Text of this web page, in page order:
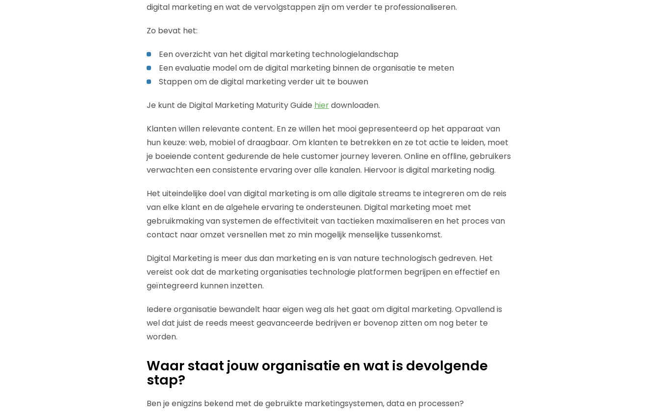
digital marketing en wat de vervolgstappen zijn om verder te professionaliseren.
Zo bevat het:
Een overzicht van het digital marketing technologielandschap
Een evaluatie model om de digital marketing binnen de organisatie te meten
Stappen om de digital marketing verder uit te bouwen
Je kunt de Digital Marketing Maturity Guide hierdownloaden.
Klanten willen relevante content. En ze willen het mooi gepresenteerd op het apparaat van
hun keuze: web, mobiel of draagbaar. Om klanten te betrekken en ze tot actie te leiden, moet
je boeiende content gedurende de hele customer journey leveren. Online en offline, gebruikers
verwachten een consistente ervaring over alle kanalen. Hiervoor is digital marketing nodig.
Het uiteindelijke doel van digital marketing is om alle digitale streams te integreren om de reis
van elke klant en de algehele ervaring te ondersteunen. Digital marketing moet met
gebruikmaking van systemen de effectiviteit van tactieken maximaliseren en het proces van
contact naar omzet versnellen met zo min mogelijk menselijke tussenkomst.
Digital Marketing is meer dus dan marketing en is van nature technologisch gedreven. Het
vereist ook dat de marketing organisaties technologie platformen begrijpen en effectief en
geïntegreerd kunnen inzetten.
Iedere organisatie bewandelt haar eigen weg als het gaat om digital marketing. Opvallend is
wel dat juist de reeds meest geavanceerde bedrijven er bovenop zitten om nog beter te
worden.
Waar staat jouw organisatie en wat is devolgende
stap?
Ben je enigzins bekend met de gebruikte marketingsystemen, data en processen?